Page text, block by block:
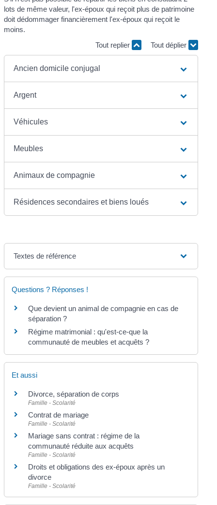
lots de même valeur, l'ex-époux qui reçoit plus de patrimoine
doit dédommager financièrement l'ex-époux qui reçoit le
moins.
Tout replier
Tout déplier
Ancien domicile conjugal
Argent
Véhicules
Meubles
Animaux de compagnie
Résidences secondaires et biens loués
Textes de référence
Questions ? Réponses !
Que devient un animal de compagnie en cas de
séparation ?
Régime matrimonial : qu'est-ce-que la
communauté de meubles et acquêts ?
Et aussi
Divorce, séparation de corps
Famille - Scolarité
Contrat de mariage
Famille - Scolarité
Mariage sans contrat : régime de la
communauté réduite aux acquêts
Famille - Scolarité
Droits et obligations des ex-époux après un
divorce
Famille - Scolarité